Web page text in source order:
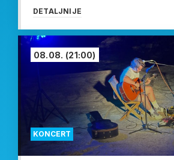
DETALJNIJE
KONCERT
08.08. (21:00)